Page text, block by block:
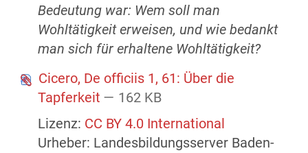
Bedeutung war: Wem soll man
Wohltätigkeit erweisen, und wie bedankt
man sich für erhaltene Wohltätigkeit?
Cicero, De officiis 1, 61: Über die
Tapferkeit — 162 KB
Lizenz: CC BY 4.0 International
Urheber: Landesbildungsserver Baden-